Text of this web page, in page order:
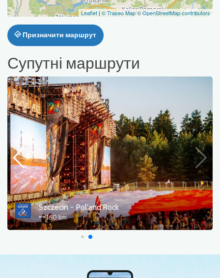
Leaflet | © Traseo Map© OpenStreetMap contributors
Призначити маршрут
Супутні маршрути
Szczecin - Pol'and'Rock
160 km